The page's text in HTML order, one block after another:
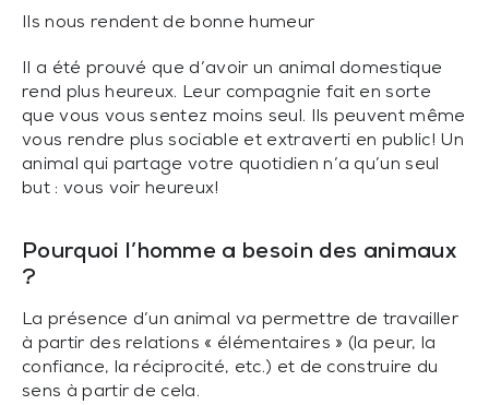
Ils nous rendent de bonne humeur
Il a été prouvé que d’avoir un animal domestique
rend plus heureux. Leur compagnie fait en sorte
que vous vous sentez moins seul. Ils peuvent même
vous rendre plus sociable et extraverti en public! Un
animal qui partage votre quotidien n’a qu’un seul
but : vous voir heureux!
Pourquoi l’homme a besoin des animaux
?
La présence d’un animal va permettre de travailler
à partir des relations « élémentaires » (la peur, la
confiance, la réciprocité, etc.) et de construire du
sens à partir de cela.